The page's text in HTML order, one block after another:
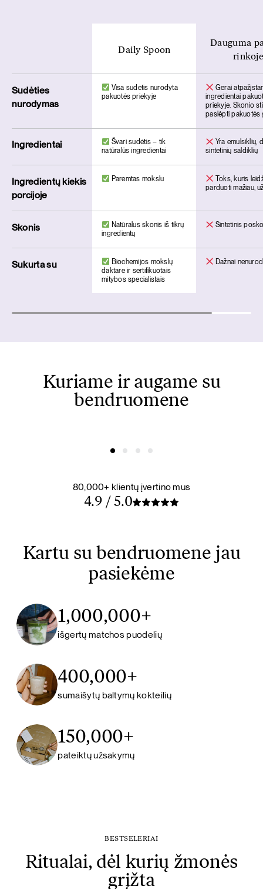
Daily Spoon
Dauguma
Sudėties
nurodymas
Visa sudėtis nurodyta
pakuotės priekyje
Gerai
ingredientai
priekyje. Skonio
paslėpti pakuotės
Ingredientai
Švari sudėtis – tik
natūralūs ingredientai
Yra emulsiklių,
sintetinių saldiklių
Ingredientų kiekis
porcijoje
Paremtas mokslu
Toks, kuris
parduoti mažiau,
Skonis
Natūralus skonis iš tikrų
ingredientų
Sintetinis
Sukurta su
Biochemijos mokslų
daktare ir sertifikuotais
mitybos specialistais
Dažnai
Kuriame ir augame su
bendruomene
80,000+ klientų įvertino mus
4.9 / 5.0
Kartu su bendruomene jau
pasiekėme
1,000,000+
išgertų matchos puodelių
400,000+
sumaišytų baltymų kokteilių
150,000+
pateiktų užsakymų
BESTSELERIAI
Ritualai, dėl kurių žmonės
grįžta